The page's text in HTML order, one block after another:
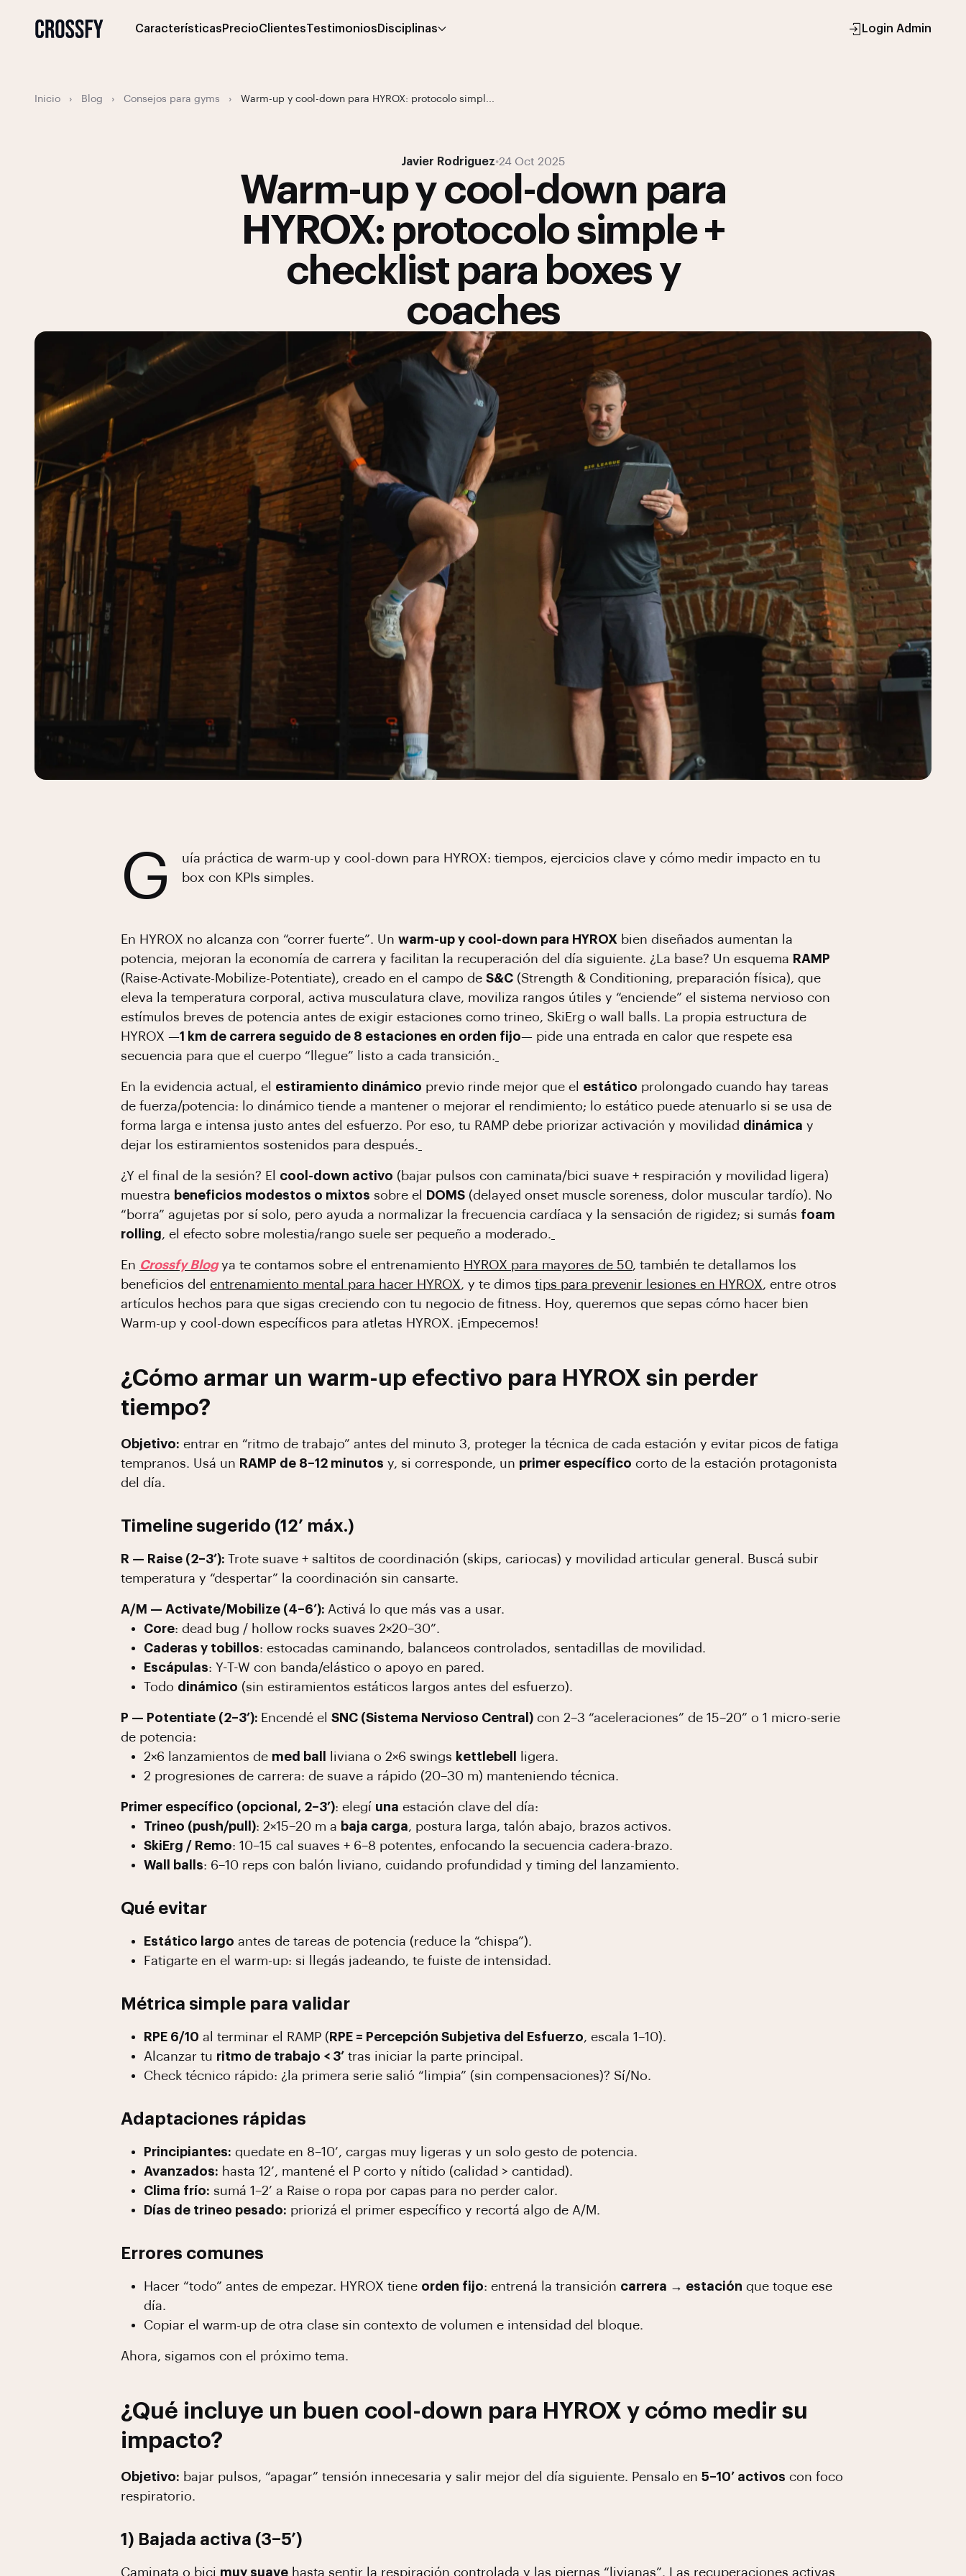
Características PrecioClientesTestimonios Disciplinas Login Admin
Inicio › Blog › Consejos para gyms › Warm-up y cool-down para HYROX: protocolo simpl...
Javier Rodriguez•24 Oct 2025
Warm-up y cool-down para
HYROX: protocolo simple +
checklist para boxes y
coaches
G
uía práctica de warm-up y cool-down para HYROX: tiempos, ejercicios clave y cómo medir impacto en tu
box con KPIs simples.
En HYROX no alcanza con “correr fuerte”. Un warm-up y cool-down para HYROX bien diseñados aumentan la
potencia, mejoran la economía de carrera y facilitan la recuperación del día siguiente. ¿La base? Un esquema RAMP
(Raise-Activate-Mobilize-Potentiate), creado en el campo de S&C (Strength & Conditioning, preparación física), que
eleva la temperatura corporal, activa musculatura clave, moviliza rangos útiles y “enciende” el sistema nervioso con
estímulos breves de potencia antes de exigir estaciones como trineo, SkiErg o wall balls. La propia estructura de
HYROX —1 km de carrera seguido de 8 estaciones en orden fijo— pide una entrada en calor que respete esa
secuencia para que el cuerpo “llegue” listo a cada transición.
En la evidencia actual, el estiramiento dinámico previo rinde mejor que el estático prolongado cuando hay tareas
de fuerza/potencia: lo dinámico tiende a mantener o mejorar el rendimiento; lo estático puede atenuarlo si se usa de
forma larga e intensa justo antes del esfuerzo. Por eso, tu RAMP debe priorizar activación y movilidad dinámica y
dejar los estiramientos sostenidos para después.
¿Y el final de la sesión? El cool-down activo (bajar pulsos con caminata/bici suave + respiración y movilidad ligera)
muestra beneficios modestos o mixtos sobre el DOMS (delayed onset muscle soreness, dolor muscular tardío). No
“borra” agujetas por sí solo, pero ayuda a normalizar la frecuencia cardíaca y la sensación de rigidez; si sumás foam
rolling, el efecto sobre molestia/rango suele ser pequeño a moderado.
En Crossfy Blogya te contamos sobre el entrenamiento HYROX para mayores de 50, también te detallamos los
beneficios del entrenamiento mental para hacer HYROX, y te dimos tips para prevenir lesiones en HYROX, entre otros
artículos hechos para que sigas creciendo con tu negocio de fitness. Hoy, queremos que sepas cómo hacer bien
Warm-up y cool-down específicos para atletas HYROX. ¡Empecemos!
¿Cómo armar un warm-up efectivo para HYROX sin perder
tiempo?
Objetivo: entrar en “ritmo de trabajo” antes del minuto 3, proteger la técnica de cada estación y evitar picos de fatiga
tempranos. Usá un RAMP de 8–12 minutos y, si corresponde, un primer específico corto de la estación protagonista
del día.
Timeline sugerido (12’ máx.)
R — Raise (2–3’): Trote suave + saltitos de coordinación (skips, cariocas) y movilidad articular general. Buscá subir
temperatura y “despertar” la coordinación sin cansarte.
A/M — Activate/Mobilize (4–6’): Activá lo que más vas a usar.
Core: dead bug / hollow rocks suaves 2×20–30”.
Caderas y tobillos: estocadas caminando, balanceos controlados, sentadillas de movilidad.
Escápulas: Y-T-W con banda/elástico o apoyo en pared.
Todo dinámico (sin estiramientos estáticos largos antes del esfuerzo).
P — Potentiate (2–3’): Encendé el SNC (Sistema Nervioso Central) con 2–3 “aceleraciones” de 15–20” o 1 micro-serie
de potencia:
2×6 lanzamientos de med ball liviana o 2×6 swings kettlebell
ligera.
2 progresiones de carrera: de suave a rápido (20–30 m) manteniendo técnica.
Primer específico (opcional, 2–3’): elegí una estación clave del día:
Trineo (push/pull): 2×15–20 m a baja carga, postura larga, talón abajo, brazos activos.
SkiErg / Remo: 10–15 cal suaves + 6–8 potentes, enfocando la secuencia cadera-brazo.
Wall balls: 6–10 reps con balón liviano, cuidando profundidad y timing del lanzamiento.
Qué evitar
Estático largo antes de tareas de potencia (reduce la “chispa”).
Fatigarte en el warm-up: si llegás jadeando, te fuiste de intensidad.
Métrica simple para validar
RPE 6/10 al terminar el RAMP ( RPE = Percepción Subjetiva del Esfuerzo, escala 1–10).
Alcanzar tu ritmo de trabajo < 3’ tras iniciar la parte principal.
Check técnico rápido: ¿la primera serie salió “limpia” (sin compensaciones)? Sí/No.
Adaptaciones rápidas
Principiantes: quedate en 8–10’, cargas muy ligeras y un solo gesto de potencia.
Avanzados: hasta 12’, mantené el P corto y nítido (calidad > cantidad).
Clima frío: sumá 1–2’ a Raise o ropa por capas para no perder calor.
Días de trineo pesado: priorizá el primer específico y recortá algo de A/M.
Errores comunes
Hacer “todo” antes de empezar. HYROX tiene orden fijo: entrená la transición carrera → estación que toque ese
día.
Copiar el warm-up de otra clase sin contexto de volumen e intensidad del bloque.
Ahora, sigamos con el próximo tema.
¿Qué incluye un buen cool-down para HYROX y cómo medir su
impacto?
Objetivo: bajar pulsos, “apagar” tensión innecesaria y salir mejor del día siguiente. Pensalo en 5–10’ activos con foco
respiratorio.
1) Bajada activa (3–5’)
Caminata o bici muy suave hasta sentir la respiración controlada y las piernas “livianas”. Las recuperaciones activas